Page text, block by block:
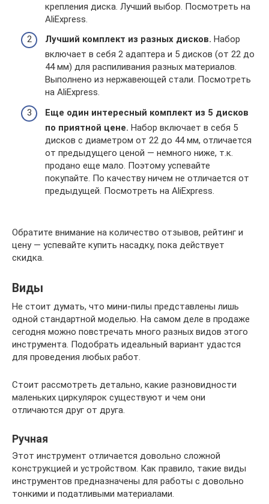
крепления диска. Лучший выбор. Посмотреть на
AliExpress.
Лучший комплект из разных дисков. Набор
включает в себя 2 адаптера и 5 дисков (от 22 до
44 мм) для распиливания разных материалов.
Выполнено из нержавеющей стали. Посмотреть
на AliExpress.
Еще один интересный комплект из 5 дисков
по приятной цене. Набор включает в себя 5
дисков с диаметром от 22 до 44 мм, отличается
от предыдущего ценой — немного ниже, т.к.
продано еще мало. Поэтому успевайте
покупайте. По качеству ничем не отличается от
предыдущей. Посмотреть на AliExpress.
Обратите внимание на количество отзывов, рейтинг и
цену — успевайте купить насадку, пока действует
скидка.
Виды
Не стоит думать, что мини-пилы представлены лишь
одной стандартной моделью. На самом деле в продаже
сегодня можно повстречать много разных видов этого
инструмента. Подобрать идеальный вариант удастся
для проведения любых работ.
Стоит рассмотреть детально, какие разновидности
маленьких циркулярок существуют и чем они
отличаются друг от друга.
Ручная
Этот инструмент отличается довольно сложной
конструкцией и устройством. Как правило, такие виды
инструментов предназначены для работы с довольно
тонкими и податливыми материалами.